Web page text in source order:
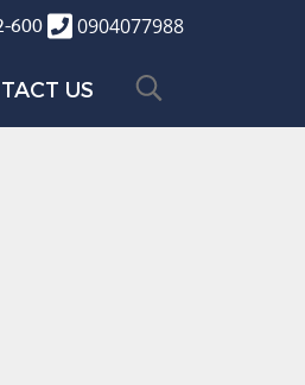
600 0904077988
US